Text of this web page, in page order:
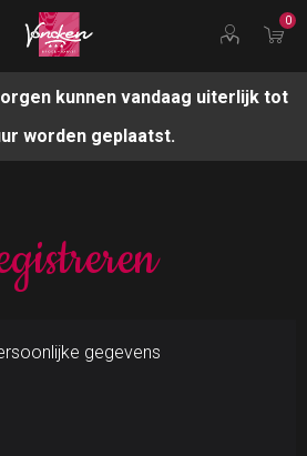
0
kunnen vandaag uiterlijk tot
worden geplaatst.
gegevens